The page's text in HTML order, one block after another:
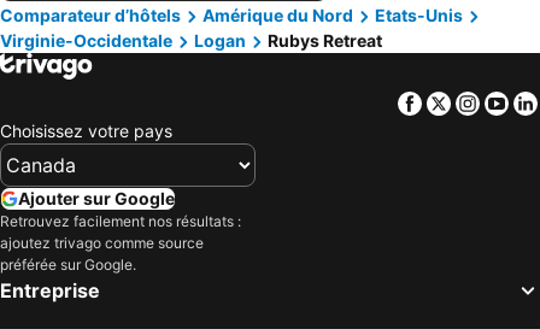
Comparateur d’hôtels
Amérique du Nord
Etats-Unis
Virginie-Occidentale
Logan Rubys Retreat
Facebook
Twitter
Choisissez votre pays
Ajouter sur Google
Retrouvez facilement nos résultats :
ajoutez trivago comme source
préférée sur Google.
Entreprise